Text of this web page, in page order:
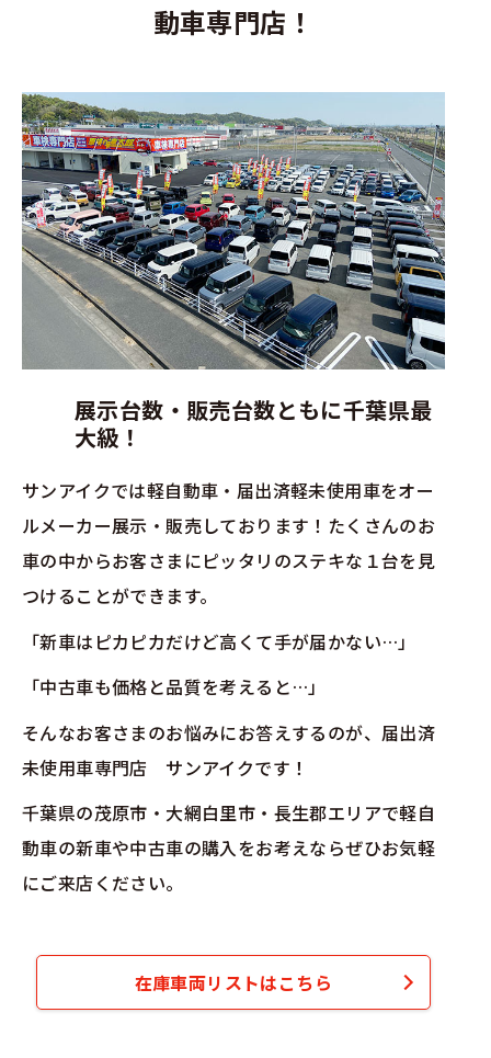
動車専門店！
展示台数・販売台数ともに千葉県最
大級！
サンアイクでは軽自動車・届出済軽未使用車をオー
ルメーカー展示・販売しております！たくさんのお
車の中からお客さまにピッタリのステキな１台を見
つけることができます。
「新車はピカピカだけど高くて手が届かない…」
「中古車も価格と品質を考えると…」
そんなお客さまのお悩みにお答えするのが、届出済
未使用車専門店 サンアイクです！
千葉県の茂原市・大網白里市・長生郡エリアで軽自
動車の新車や中古車の購入をお考えならぜひお気軽
にご来店ください。
在庫車両リストはこちら